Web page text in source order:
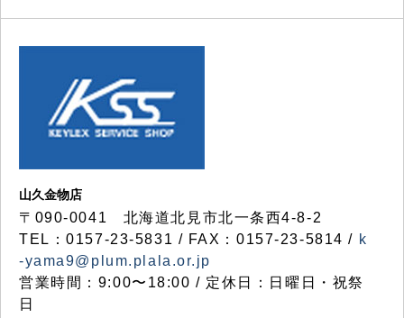
山久金物店
〒090-0041 北海道北見市北一条西4-8-2
TEL：0157-23-5831 / FAX：0157-23-5814 / k
-yama9@plum.plala.or.jp
営業時間：9:00〜18:00 / 定休日：日曜日・祝祭
日